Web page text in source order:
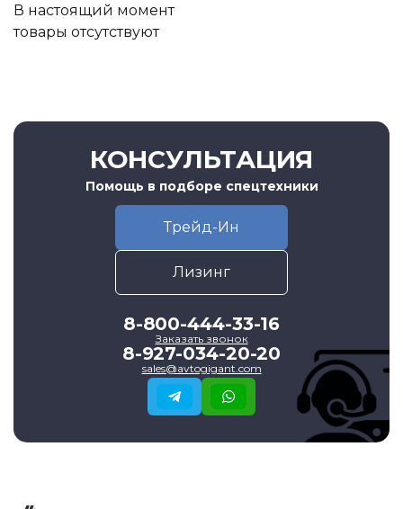
В настоящий момент
товары отсутствуют
КОНСУЛЬТАЦИЯ
Помощь в подборе спецтехники
Трейд-Ин
Лизинг
8-800-444-33-16
Заказать звонок
8-927-034-20-20
sales@avtogigant.com